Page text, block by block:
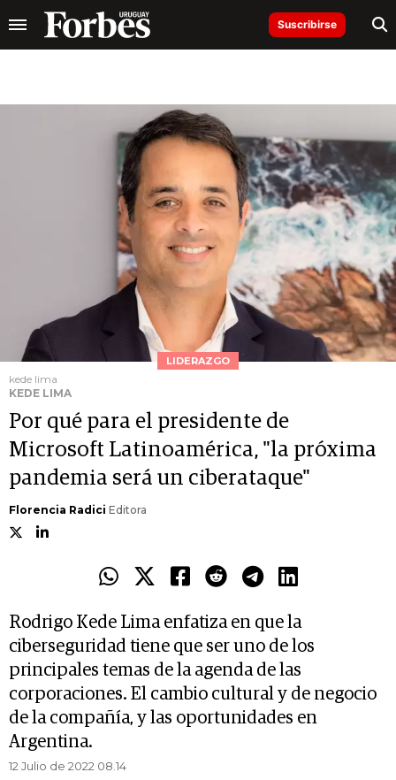
Suscribirse
LIDERAZGO
kede lima
KEDE LIMA
Por qué para el presidente de
Microsoft Latinoamérica, "la próxima
pandemia será un ciberataque"
Florencia Radici Editora
Rodrigo Kede Lima enfatiza en que la
ciberseguridad tiene que ser uno de los
principales temas de la agenda de las
corporaciones. El cambio cultural y de negocio
de la compañía, y las oportunidades en
Argentina.
12 Julio de 2022 08.14